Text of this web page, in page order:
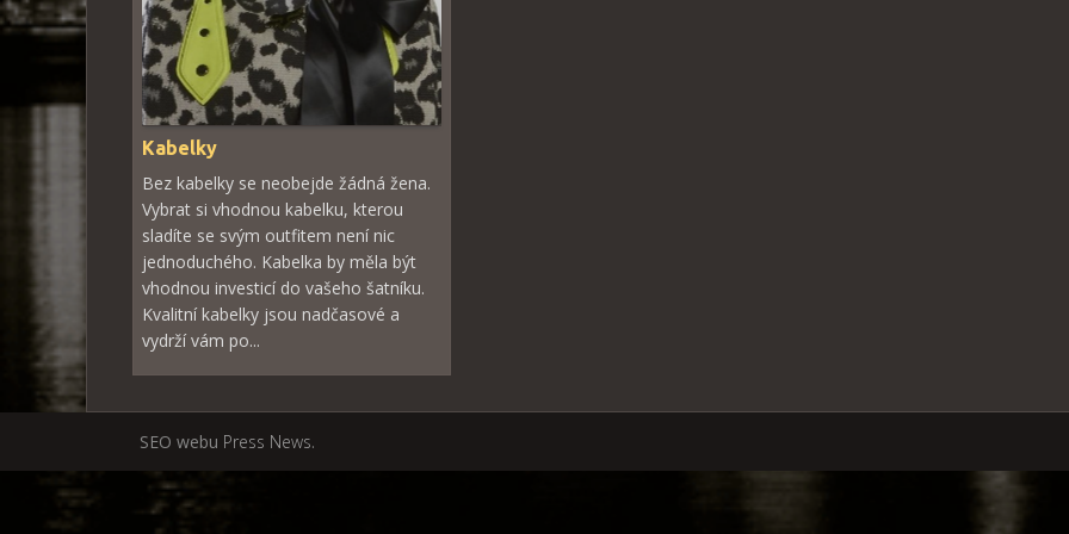
Kabelky
Bez kabelky se neobejde žádná žena.
Vybrat si vhodnou kabelku, kterou
sladíte se svým outfitem není nic
jednoduchého. Kabelka by měla být
vhodnou investicí do vašeho šatníku.
Kvalitní kabelky jsou nadčasové a
vydrží vám po...
SEO webu Press News.